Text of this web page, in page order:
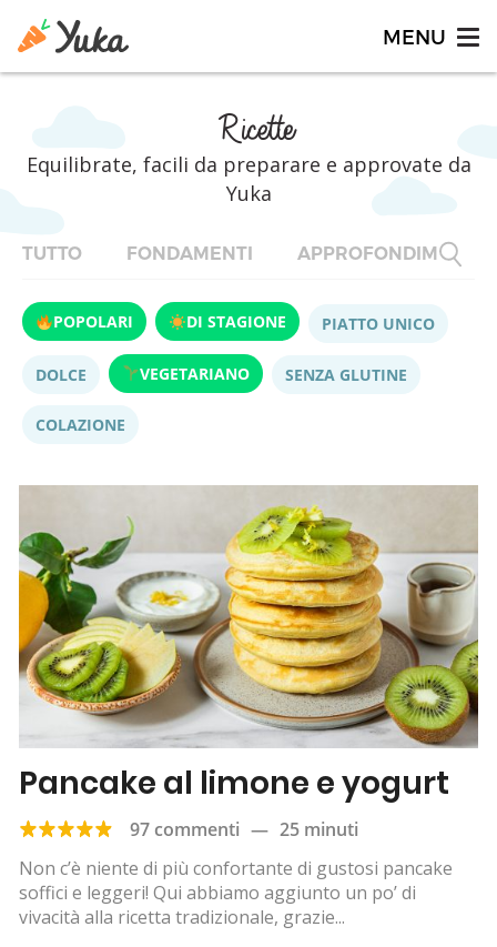
Ricette
Equilibrate, facili da preparare e approvate da
Yuka
TUTTO FONDAMENTI APPROFONDIMENTI
POPOLARI DI STAGIONE PIATTO UNICO
DOLCE VEGETARIANO SENZA GLUTINE
COLAZIONE
Pancake al limone e yogurt
97 commenti — 25 minuti
Non c’è niente di più confortante di gustosi pancake
soffici e leggeri! Qui abbiamo aggiunto un po’ di
vivacità alla ricetta tradizionale, grazie...